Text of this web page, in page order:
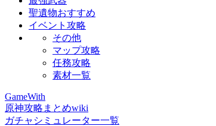
聖遺物おすすめ
イベント攻略
その他
マップ攻略
任務攻略
素材一覧
GameWith
原神攻略まとめwiki
ガチャシミュレーター一覧